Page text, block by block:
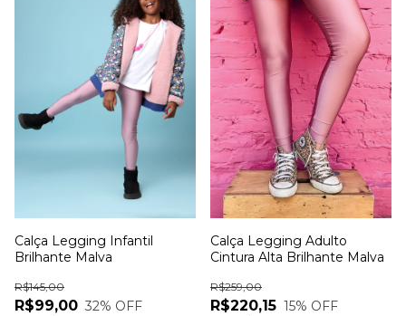
Calça Legging Infantil
Brilhante Malva
R$99,00
R$145,00
32% OFF
Calça Legging Adulto
Cintura Alta Brilhante Malva
R$220,15
R$259,00
15% OFF